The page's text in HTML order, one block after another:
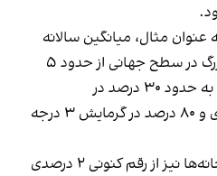
عنوان مثال، میانگین سالانه
احتمال بروز یک موج گرمای بزرگ در سطح جهانی از حدود ۵
درصد بین سال‌های ۲۰۱۰-۱۹۸۱ به حدود ۳۰ درصد در
گرمایش ۱/۵ درجه سانتیگرادی و ۸۰ درصد در گرمایش ۳ درجه
میانگین احتمال طغیان رودخانه‌ها نیز از رقم کنونی ۲ درصدی